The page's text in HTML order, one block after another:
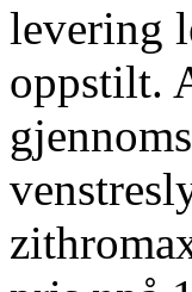
levering
oppstilt.